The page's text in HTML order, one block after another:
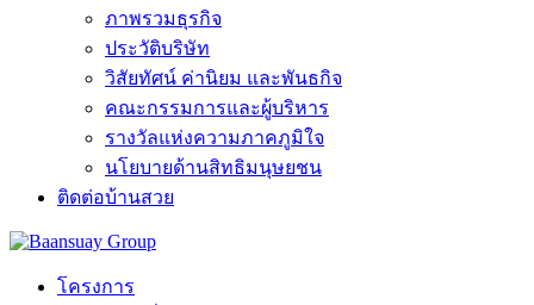
ภาพรวมธุรกิจ
ประวัติบริษัท
วิสัยทัศน์ ค่านิยม และพันธกิจ
คณะกรรมการและผู้บริหาร
รางวัลแห่งความภาคภูมิใจ
นโยบายด้านสิทธิมนุษยชน
ติดต่อบ้านสวย
โครงการ